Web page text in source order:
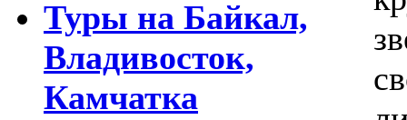
Туры на Байкал,
Владивосток,
Камчатка